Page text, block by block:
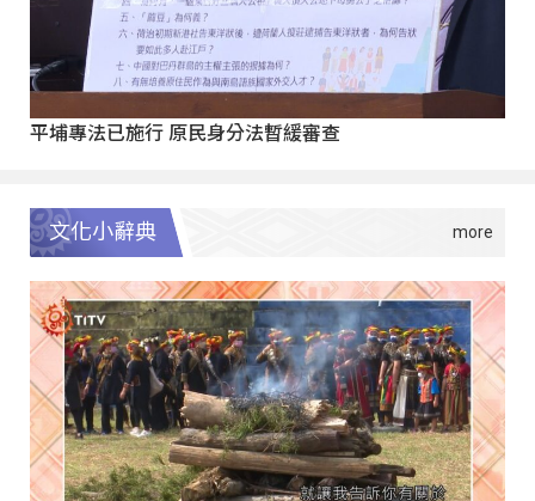
平埔專法已施行 原民身分法暫緩審查
文化小辭典